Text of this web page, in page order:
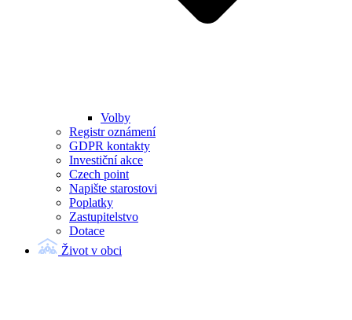
Volby
Registr oznámení
GDPR kontakty
Investiční akce
Czech point
Napište starostovi
Poplatky
Zastupitelstvo
Dotace
Život v obci